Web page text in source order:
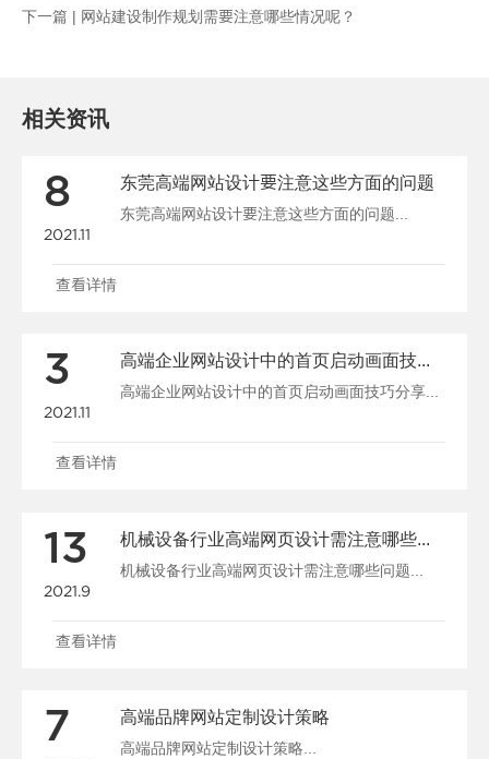
下一篇 | 网站建设制作规划需要注意哪些情况呢？
相关资讯
8
2021.11
东莞高端网站设计要注意这些方面的问题
东莞高端网站设计要注意这些方面的问题...
查看详情
3
2021.11
高端企业网站设计中的首页启动画面技巧分享
高端企业网站设计中的首页启动画面技巧分享...
查看详情
13
2021.9
机械设备行业高端网页设计需注意哪些问题...
查看详情
7 高端品牌网站定制设计策略
高端品牌网站定制设计策略...